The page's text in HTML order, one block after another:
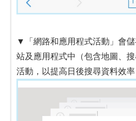
▼「網路和應用程式活動」會
站及應用程式中（包含地圖、
活動，以提高日後搜尋資料效率